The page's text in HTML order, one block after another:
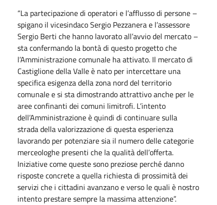
“La partecipazione di operatori e l’afflusso di persone –
spigano il vicesindaco Sergio Pezzanera e l’assessore
Sergio Berti che hanno lavorato all’avvio del mercato –
sta confermando la bontà di questo progetto che
l’Amministrazione comunale ha attivato. Il mercato di
Castiglione della Valle è nato per intercettare una
specifica esigenza della zona nord del territorio
comunale e si sta dimostrando attrattivo anche per le
aree confinanti dei comuni limitrofi. L’intento
dell’Amministrazione è quindi di continuare sulla
strada della valorizzazione di questa esperienza
lavorando per potenziare sia il numero delle categorie
merceologhe presenti che la qualità dell’offerta.
Iniziative come queste sono preziose perché danno
risposte concrete a quella richiesta di prossimità dei
servizi che i cittadini avanzano e verso le quali è nostro
intento prestare sempre la massima attenzione”.